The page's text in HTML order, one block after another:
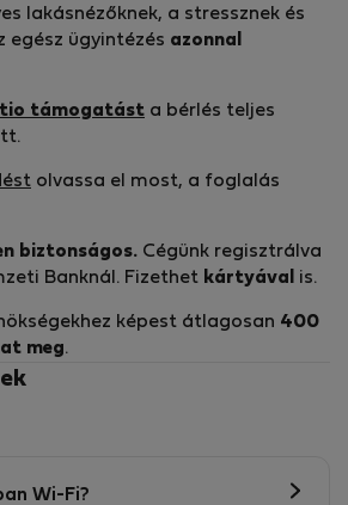
lakásnézőknek, a stressznek és
egész ügyintézés azonnal
támogatást a bérlés teljes
olvassa el most, a foglalás
biztonságos. Cégünk regisztrálva
Banknál. Fizethet kártyával is.
képest átlagosan 400
meg.
Wi-Fi?